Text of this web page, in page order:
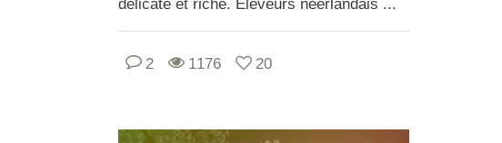
délicate et riche. Éleveurs néerlandais ...
2 1176 20